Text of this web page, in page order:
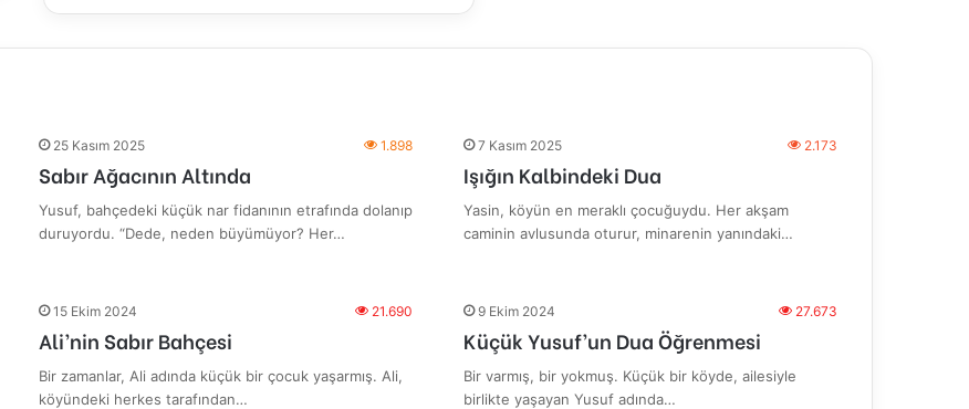
25 Kasım 2025 1.898
Sabır Ağacının Altında
Yusuf, bahçedeki küçük nar fidanının etrafında dolanıp
duruyordu. “Dede, neden büyümüyor? Her…
7 Kasım 2025 2.173
Işığın Kalbindeki Dua
Yasin, köyün en meraklı çocuğuydu. Her akşam
caminin avlusunda oturur, minarenin yanındaki…
15 Ekim 2024 21.690
Ali’nin Sabır Bahçesi
Bir zamanlar, Ali adında küçük bir çocuk yaşarmış. Ali,
köyündeki herkes tarafından…
9 Ekim 2024 27.673
Küçük Yusuf’un Dua Öğrenmesi
Bir varmış, bir yokmuş. Küçük bir köyde, ailesiyle
birlikte yaşayan Yusuf adında…